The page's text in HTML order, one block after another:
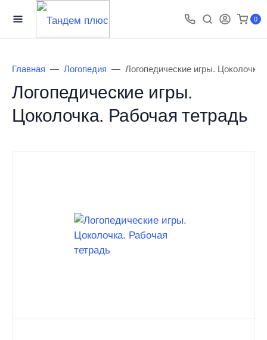
0
Главная Логопедия Логопедические игры.
Логопедические игры.
Цоколочка. Рабочая тетрадь